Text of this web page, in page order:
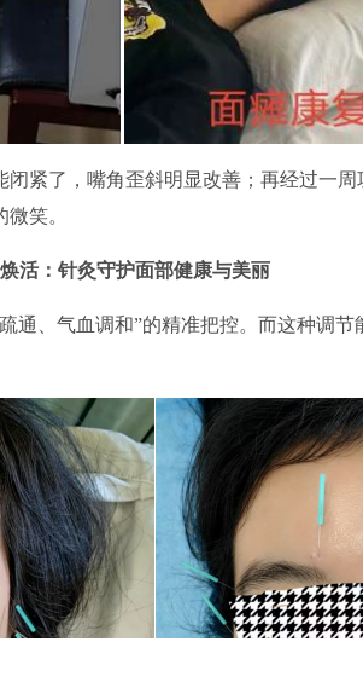
了，嘴角歪斜明显改善；再经过一周
笑。
活：针灸守护面部健康与美丽
、气血调和”的精准把控。而这种调节